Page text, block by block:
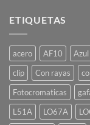
ETIQUETAS
acero AF10 Azul
clip
Con rayas
Fotocromaticas
L51A
LO67A